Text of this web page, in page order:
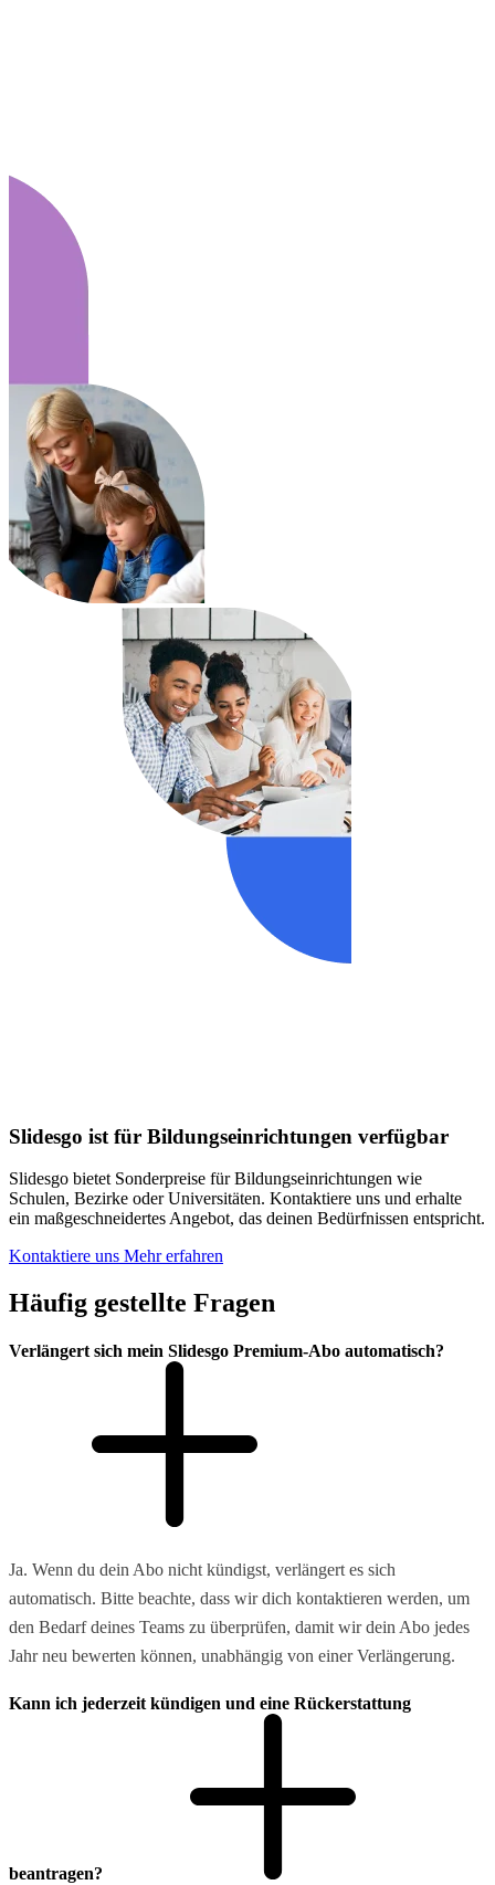
Slidesgo ist für Bildungseinrichtungen verfügbar
Slidesgo bietet Sonderpreise für Bildungseinrichtungen wie
Schulen, Bezirke oder Universitäten. Kontaktiere uns und erhalte
ein maßgeschneidertes Angebot, das deinen Bedürfnissen entspricht.
Kontaktiere uns Mehr erfahren
Häufig gestellte Fragen
Verlängert sich mein Slidesgo Premium-Abo automatisch?
Ja. Wenn du dein Abo nicht kündigst, verlängert es sich
automatisch. Bitte beachte, dass wir dich kontaktieren werden, um
den Bedarf deines Teams zu überprüfen, damit wir dein Abo jedes
Jahr neu bewerten können, unabhängig von einer Verlängerung.
Kann ich jederzeit kündigen und eine Rückerstattung
beantragen?